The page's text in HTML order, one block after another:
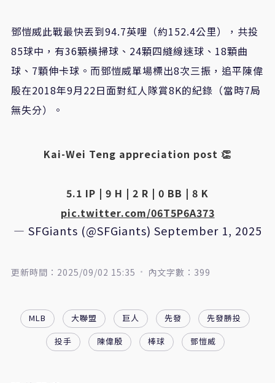
鄧愷威此戰最快丟到94.7英哩（約152.4公里），共投
85球中，有36顆橫掃球、24顆四縫線速球、18顆曲
球、7顆伸卡球。而鄧愷威單場標出8次三振，追平陳偉
殷在2018年9月22日面對紅人隊賞8K的紀錄（當時7局
無失分）。
Kai-Wei Teng appreciation post 👏
5.1 IP | 9 H | 2 R | 0 BB | 8 K
pic.twitter.com/06T5P6A373
— SFGiants (@SFGiants) September 1, 2025
更新時間：2025/09/02 15:35 內文字數：399
MLB 大聯盟 巨人 先發
先發勝投
投手
陳偉殷 棒球 鄧愷威